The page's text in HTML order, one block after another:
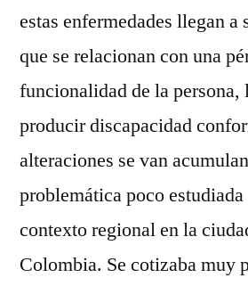
estas enfermedades llegan a
que se relacionan con una
funcionalidad de la persona,
producir discapacidad
alteraciones se van
problemática poco
contexto regional en la
Colombia. Se cotizaba muy